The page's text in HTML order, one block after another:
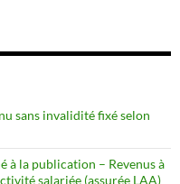
sans invalidité fixé selon
à la publication – Revenus à
salariée (assurée LAA)